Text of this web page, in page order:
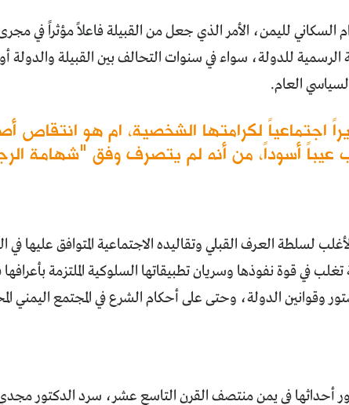
75 في المئة من القوام السكاني لليمن، الأمر الذي جعل من القبيلة فاعلاً مؤثراً في
للدولة، سواء في سنوات التحالف بين القبيلة والدولة
العام.
اجتماعياً لكرامتها الشخصية، ام هو انتقاص
أسوداً، من أنه لم يتصرف وفق "شهامة
لسلطة العرف القبلي وتقاليده الاجتماعية المتوافق عليها في
في قوة نفوذها وسريان تطبيقاتها السلوكية الملتزمة بأعرافها
وقوانين الدولة، وحتى على أحكام الشرع في المجتمع اليمني
تدور أحداثها في يمن منتصف القرن التاسع عشر، سرد الدكتور